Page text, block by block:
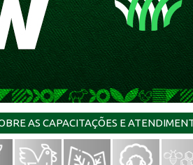
AS CAPACITAÇÕES E